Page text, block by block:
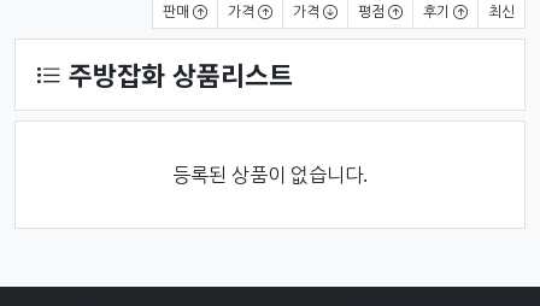
판매 가격 가격 평점 후기 최신
주방잡화 상품리스트
등록된 상품이 없습니다.